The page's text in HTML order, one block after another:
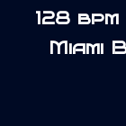
128
Miami